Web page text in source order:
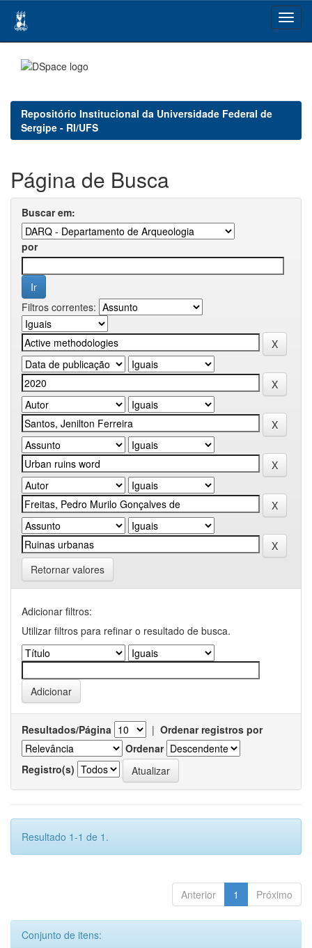
navigation
Repositório Institucional da Universidade Federal de
Sergipe - RI/UFS
Página de Busca
Buscar em:
por
Filtros correntes:
Retornar valores
Adicionar filtros:
Utilizar filtros para refinar o resultado de busca.
Resultados/Página | Ordenar registros por
Ordenar
Registro(s)
Resultado 1-1 de 1.
Anterior 1 Próximo
Conjunto de itens: